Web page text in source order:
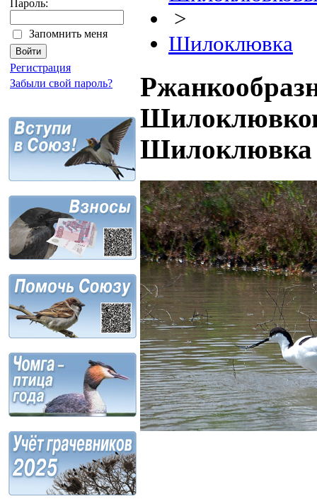
Пароль:
Запомнить меня
Регистрация
Забыли свой пароль?
>
Шилоклювка
Шилоклювка